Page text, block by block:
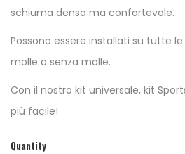
schiuma densa ma confortevole.
Possono essere installati su tutte
molle o senza molle.
Con il nostro kit universale, kit
più facile!
Quantity